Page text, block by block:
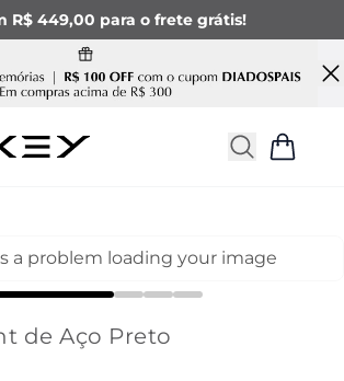
R$ 449,00 para o frete grátis!
a problem loading your image
de Aço Preto